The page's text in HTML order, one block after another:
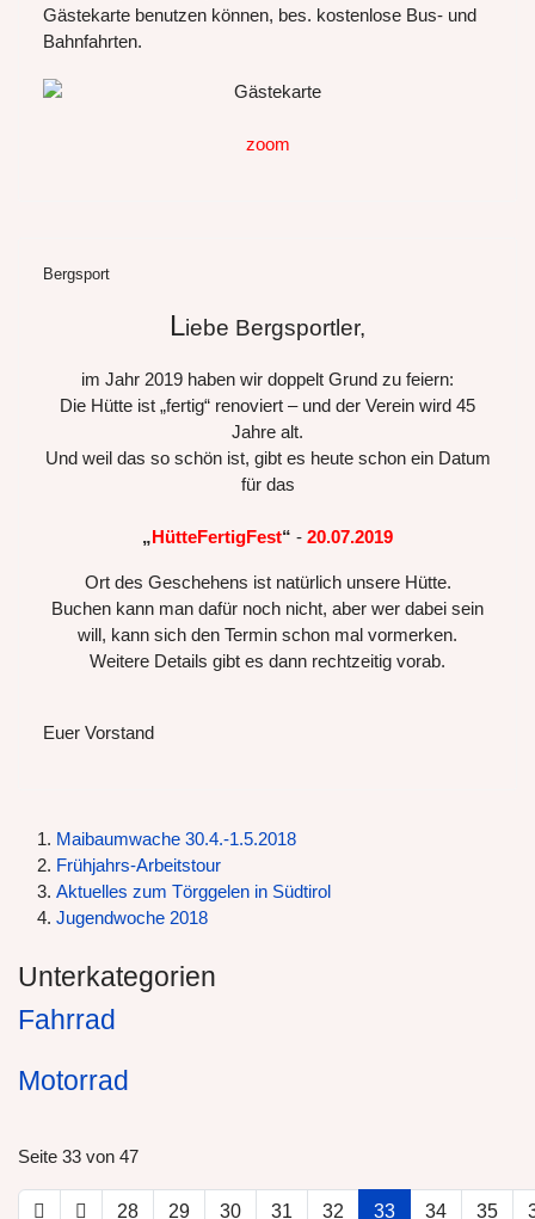
Gästekarte benutzen können, bes. kostenlose Bus- und
Bahnfahrten.
zoom
Bergsport
Liebe Bergsportler,
im Jahr 2019 haben wir doppelt Grund zu feiern:
Die Hütte ist „fertig“ renoviert – und der Verein wird 45
Jahre alt.
Und weil das so schön ist, gibt es heute schon ein Datum
für das
„HütteFertigFest“ - 20.07.2019
Ort des Geschehens ist natürlich unsere Hütte.
Buchen kann man dafür noch nicht, aber wer dabei sein
will, kann sich den Termin schon mal vormerken.
Weitere Details gibt es dann rechtzeitig vorab.
Euer Vorstand
Maibaumwache 30.4.-1.5.2018
Frühjahrs-Arbeitstour
Aktuelles zum Törggelen in Südtirol
Jugendwoche 2018
Unterkategorien
Fahrrad
Motorrad
Seite 33 von 47
28 29 30 31 32 33 34 35